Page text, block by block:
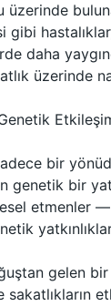
üzerinde
gibi
daha
üzerinde
bir
genetik bir
etmenler
gelen bir